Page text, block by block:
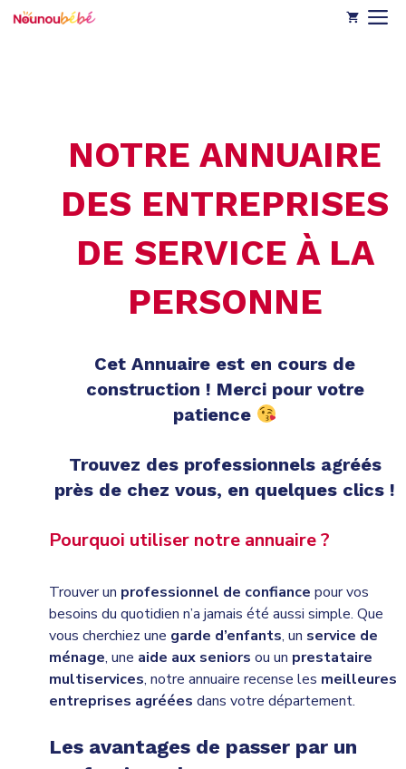
Aller
NOTRE ANNUAIRE
DES ENTREPRISES
DE SERVICE À LA
PERSONNE
Cet Annuaire est en cours de
construction ! Merci pour votre
patience
Trouvez des professionnels agréés
près de chez vous, en quelques clics !
Pourquoi utiliser notre annuaire ?
Trouver un professionnel de confiance pour vos
besoins du quotidien n’a jamais été aussi simple. Que
vous cherchiez une garde d’enfants, un service de
ménage, une aide aux seniors ou un prestataire
multiservices, notre annuaire recense les meilleures
entreprises agréées dans votre département.
Les avantages de passer par un